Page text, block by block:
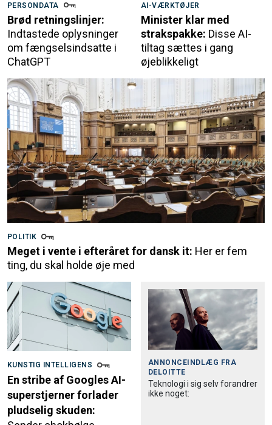
PERSONDATA
Brød retningslinjer:
Indtastede oplysninger
om fængselsindsatte i
ChatGPT
AI-VÆRKTØJER
Minister klar med
strakspakke: Disse AI-
tiltag sættes i gang
øjeblikkeligt
POLITIK
Meget i vente i efteråret for dansk it: Her er fem
ting, du skal holde øje med
KUNSTIG INTELLIGENS
En stribe af Googles AI-
superstjerner forlader
pludselig skuden:
ANNONCEINDLÆG FRA
DELOITTE
Teknologi i sig selv forandrer
ikke noget: